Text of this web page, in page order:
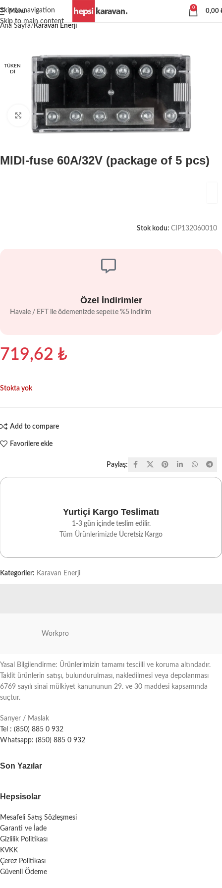
Skip to navigation
Skip to main content
Menü
0
0,00
Ana Sayfa Karavan Enerji
TÜKEN
DI
Büyütmek için tıklayın
MIDI-fuse 60A/32V (package of 5 pcs)
Stok kodu: CIP132060010
Özel İndirimler
Havale / EFT ile ödemenizde sepette %5 indirim
719,62 ₺
Stokta yok
Add to compare
Favorilere ekle
Paylaş:
Yurtiçi Kargo Teslimatı
1-3 gün içinde teslim edilir.
Tüm Ürünlerimizde Ücretsiz Kargo
Kategoriler: Karavan Enerji
Workpro
Yasal Bilgilendirme: Ürünlerimizin tamamı tescilli ve koruma altındadır.
Taklit ürünlerin satışı, bulundurulması, nakledilmesi veya depolanması
6769 sayılı sinai mülkiyet kanununun 29. ve 30 maddesi kapsamında
suçtur.
Sarıyer / Maslak
Tel : (850) 885 0 932
Whatsapp: (850) 885 0 932
Son Yazılar
Hepsisolar
Mesafeli Satış Sözleşmesi
Garanti ve İade
Gizlilik Politikası
KVKK
Çerez Politikası
Güvenli Ödeme